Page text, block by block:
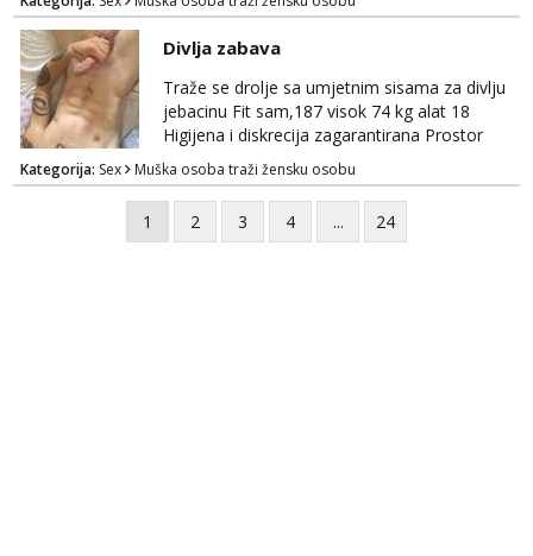
Divlja zabava
Traže se drolje sa umjetnim sisama za divlju
jebacinu Fit sam,187 visok 74 kg alat 18
Higijena i diskrecija zagarantirana Prostor
imam na području između Zadra i Šibenika
Kontakt watsap 0955406511 bez poziva
Kategorija: Sex Muška osoba traži žensku osobu
1 2 3 4 ... 24